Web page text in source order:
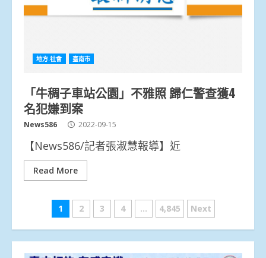
地方.社會 臺南市
「牛稠子車站公園」不雅照 歸仁警查獲4
名犯嫌到案
News586 2022-09-15
【News586/記者張淑慧報導】近
Read More
文
章
1 2 3 4 ... 4,845 Next